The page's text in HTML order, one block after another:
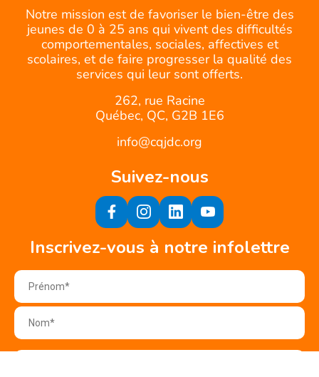
Notre mission est de favoriser le bien-être des
jeunes de 0 à 25 ans qui vivent des difficultés
comportementales, sociales, affectives et
scolaires, et de faire progresser la qualité des
services qui leur sont offerts.
262, rue Racine
Québec, QC, G2B 1E6
info@cqjdc.org
Suivez-nous
Inscrivez-vous à notre infolettre